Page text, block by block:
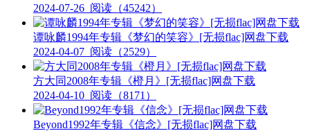
2024-07-26 阅读（45242）
谭咏麟1994年专辑《梦幻的笑容》[无损flac]网盘下载
2024-04-07 阅读（2529）
方大同2008年专辑《橙月》[无损flac]网盘下载
2024-04-10 阅读（8171）
Beyond1992年专辑《信念》[无损flac]网盘下载